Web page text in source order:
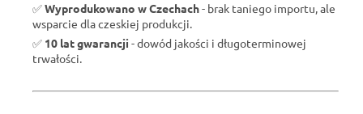
✅Wyprodukowano w Czechach- brak taniego importu, ale
wsparcie dla czeskiej produkcji.
✅ 10 lat gwarancji - dowód jakości i długoterminowej
trwałości.